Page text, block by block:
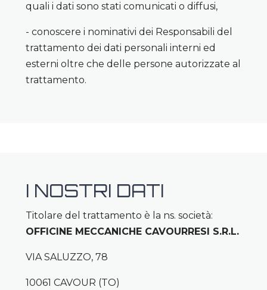
quali i dati sono stati comunicati o diffusi,
- conoscere i nominativi dei Responsabili del
trattamento dei dati personali interni ed
esterni oltre che delle persone autorizzate al
trattamento.
I NOSTRI DATI
Titolare del trattamento è la ns. società:
OFFICINE MECCANICHE CAVOURRESI S.R.L.
VIA SALUZZO, 78
10061 CAVOUR (TO)